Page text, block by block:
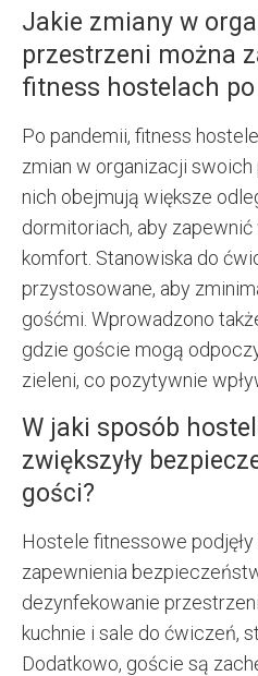
Jakie zmiany w
przestrzeni można
fitness hostelach
Po pandemii, fitness
zmian w organizacji swoich
nich obejmują większe
dormitoriach, aby
komfort. Stanowiska do
przystosowane, aby
gośćmi. Wprowadzono
gdzie goście mogą
zieleni, co pozytywnie
W jaki sposób
zwiększyły
gości?
Hostele fitnessowe
zapewnienia
dezynfekowanie
kuchnie i sale do ćwiczeń,
Dodatkowo, goście są